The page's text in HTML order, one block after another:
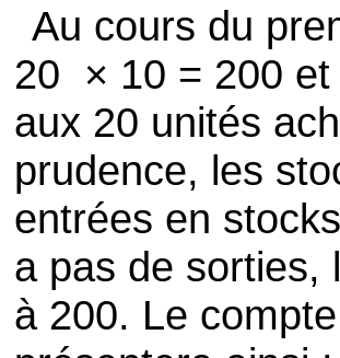
Au cours du
20 × 10 = 200 et
aux 20 unités
prudence, les
entrées en
a pas de sorties,
à 200. Le